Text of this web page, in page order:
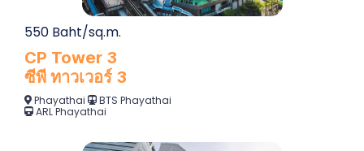
550 Baht/sq.m.
CP Tower 3
ซีพี ทาวเวอร์ 3
Phayathai
BTS Phayathai
ARL Phayathai